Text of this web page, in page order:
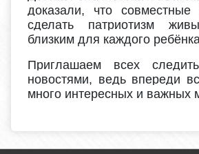
доказали, что совместные
сделать патриотизм
близким для каждого
Приглашаем всех
новостями, ведь впереди
много интересных и важных